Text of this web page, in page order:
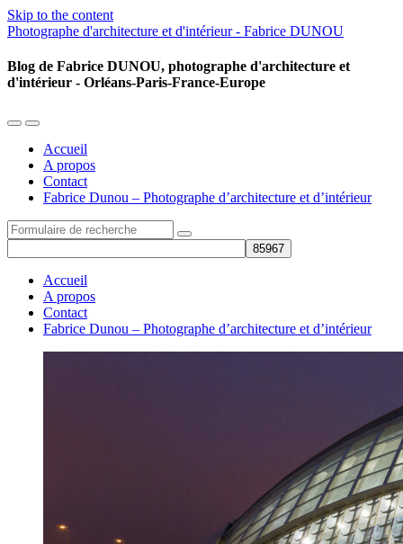
Skip to the content
Photographe d'architecture et d'intérieur - Fabrice DUNOU
Blog de Fabrice DUNOU, photographe d'architecture et
d'intérieur - Orléans-Paris-France-Europe
Toggle
mobile
menu
Toggle
the
search
field
Accueil
A propos
Contact
Fabrice Dunou – Photographe d’architecture et d’intérieur
Search
Accueil
A propos
Contact
Fabrice Dunou – Photographe d’architecture et d’intérieur